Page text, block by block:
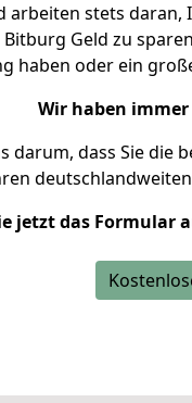
arbeiten stets daran,
Geld zu
haben oder ein
Wir haben
darum, dass Sie die
jetzt das Formular